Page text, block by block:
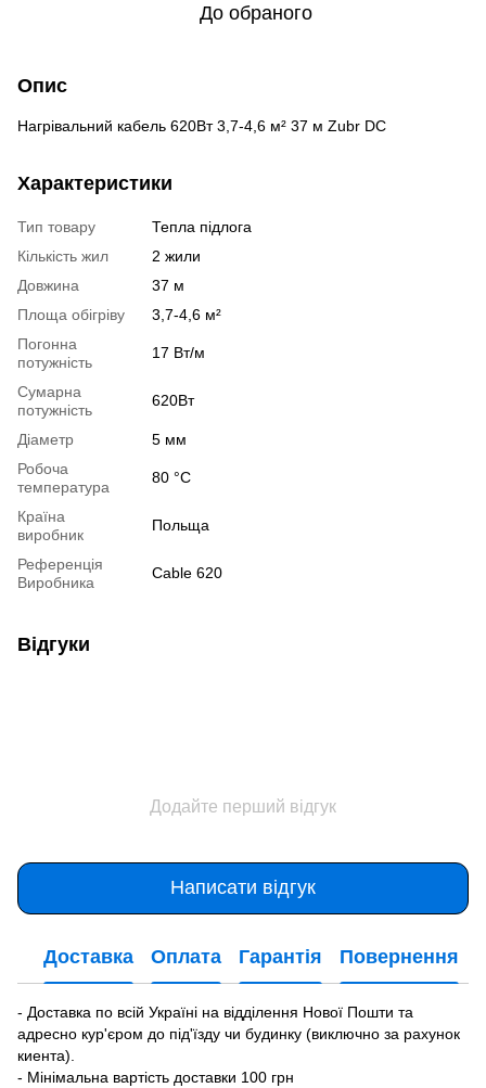
До обраного
Опис
Нагрівальний кабель 620Вт 3,7-4,6 м² 37 м Zubr DC
Характеристики
Тип товару
Тепла підлога
Кількість жил
2 жили
Довжина
37 м
Площа обігріву
3,7-4,6 м²
Погонна
потужність
17 Вт/м
Сумарна
потужність
620Вт
Діаметр
5 мм
Робоча
температура
​​80 °С
Країна
виробник
Польща
Референція
Виробника
Cable 620
Відгуки
Додайте перший відгук
Написати відгук
Доставка Оплата Гарантія Повернення
- Доставка по всій Україні на відділення Нової Пошти та
адресно кур'єром до під'їзду чи будинку (виключно за рахунок
киента).
- Мінімальна вартість доставки 100 грн